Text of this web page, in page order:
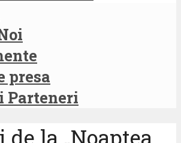
presa
Parteneri